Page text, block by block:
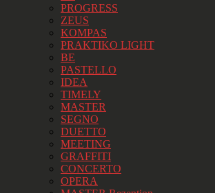
PROGRESS
ZEUS
KOMPAS
PRAKTIKO LIGHT
BE
PASTELLO
IDEA
TIMELY
MASTER
SEGNO
DUETTO
MEETING
GRAFFITI
CONCERTO
OPERA